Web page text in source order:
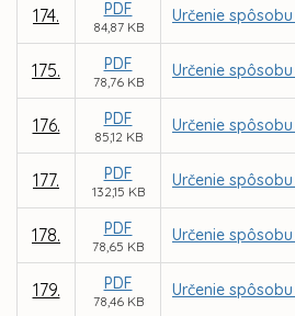
174. PDF
84,87 KB
Určenie
175. PDF
78,76 KB
Určenie
176. PDF
85,12 KB
Určenie
177. PDF
132,15 KB
Určenie
178. PDF
78,65 KB
Určenie
179. PDF
78,46 KB
Určenie